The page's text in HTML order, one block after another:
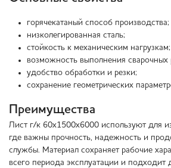
горячекатаный способ производства;
низколегированная сталь;
стойкость к механическим нагрузкам;
возможность выполнения сварочных
удобство обработки и резки;
сохранение геометрических
Преимущества
Лист г/к 60х1500х6000 используют для
где важны прочность, надежность и
службы. Материал сохраняет рабочие
всего периода эксплуатации и подходит